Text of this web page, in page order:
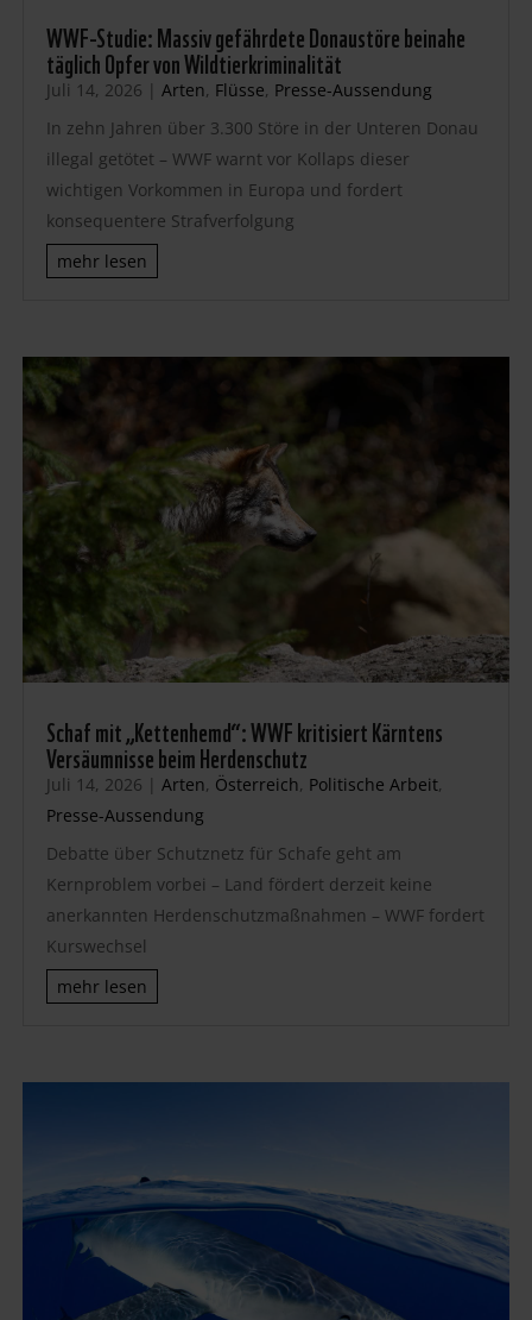
WWF-Studie: Massiv gefährdete Donaustöre beinahe
täglich Opfer von Wildtierkriminalität
Juli 14, 2026 | Arten, Flüsse, Presse-Aussendung
In zehn Jahren über 3.300 Störe in der Unteren Donau
illegal getötet – WWF warnt vor Kollaps dieser
wichtigen Vorkommen in Europa und fordert
konsequentere Strafverfolgung
mehr lesen
Schaf mit „Kettenhemd“: WWF kritisiert Kärntens
Versäumnisse beim Herdenschutz
Juli 14, 2026 | Arten, Österreich, Politische Arbeit,
Presse-Aussendung
Debatte über Schutznetz für Schafe geht am
Kernproblem vorbei – Land fördert derzeit keine
anerkannten Herdenschutzmaßnahmen – WWF fordert
Kurswechsel
mehr lesen